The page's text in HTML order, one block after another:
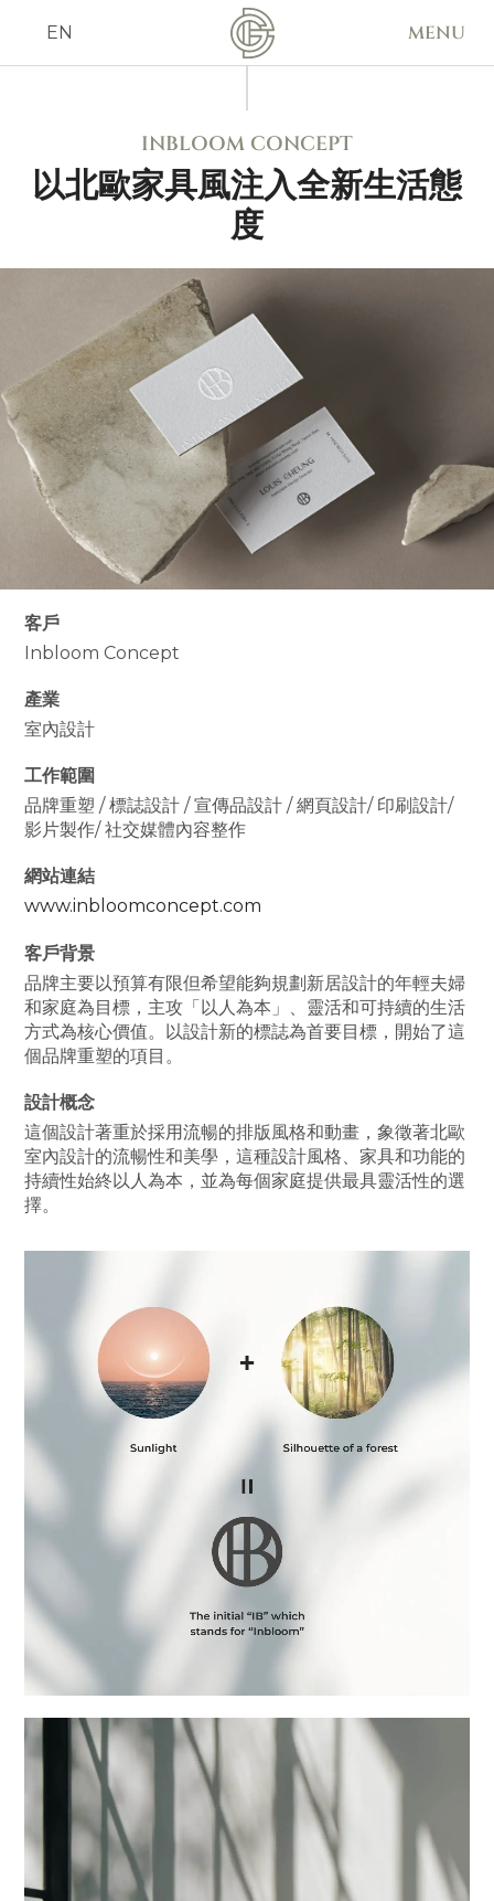
MENU
EN
INBLOOM CONCEPT
以北歐家具風注入全新生活態
度
客戶
Inbloom Concept
產業
室內設計
工作範圍
品牌重塑 / 標誌設計 / 宣傳品設計 / 網頁設計/ 印刷設計/
影片製作/ 社交媒體內容整作
網站連結
www.inbloomconcept.com
客戶背景
品牌主要以預算有限但希望能夠規劃新居設計的年輕夫婦
和家庭為目標，主攻「以人為本」、靈活和可持續的生活
方式為核心價值。以設計新的標誌為首要目標，開始了這
個品牌重塑的項目。
設計概念
這個設計著重於採用流暢的排版風格和動畫，象徵著北歐
室內設計的流暢性和美學，這種設計風格、家具和功能的
持續性始終以人為本，並為每個家庭提供最具靈活性的選
擇。